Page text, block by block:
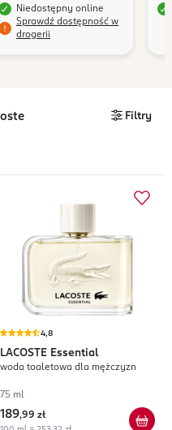
Niedostępny online
Sprawdź dostępność w
drogerii
Filtry
4,8
LACOSTE Essential
woda toaletowa dla mężczyzn
75 ml
189,99 zł